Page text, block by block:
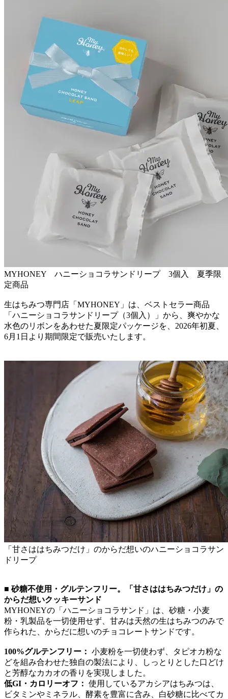
MYHONEY ハニーショコラサンドリープ 3個入 夏季限
定商品
生はちみつ専門店「MYHONEY」は、ベストセラー商品
「ハニーショコラサンドリープ（3個入）」から、爽やかな
水色のリボンをあわせた夏限定パッケージを、2026年初夏、
6月1日より期間限定で販売いたします。
「甘さははちみつだけ」のからだ想いのハニーショコラサン
ドリープ
■ 砂糖不使用・グルテンフリー。「甘さははちみつだけ」の
からだ想いクッキーサンド
MYHONEYの「ハニーショコラサンド」は、砂糖・小麦
粉・乳製品を一切使用せず、甘みは天然の生はちみつのみで
作られた、からだに想いのチョコレートサンドです。
100%グルテンフリー： 小麦粉を一切使わず、タピオカ粉な
どを組み合わせた独自の製法により、しっとりとした口どけ
と芳醇なカカオの香りを実現しました。
低GI・カロリーオフ： 使用しているアカシアはちみつは、
ビタミンやミネラル、酵素を豊富に含み、白砂糖に比べてカ